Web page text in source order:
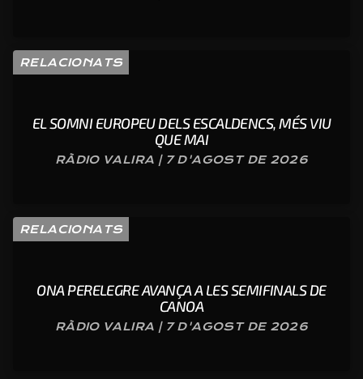
RELACIONATS
EL SOMNI EUROPEU DELS ESCALDENCS, MÉS VIU
QUE MAI
RÀDIO VALIRA | 7 D'AGOST DE 2026
RELACIONATS
ONA PERELEGRE AVANÇA A LES SEMIFINALS DE
CANOA
RÀDIO VALIRA | 7 D'AGOST DE 2026